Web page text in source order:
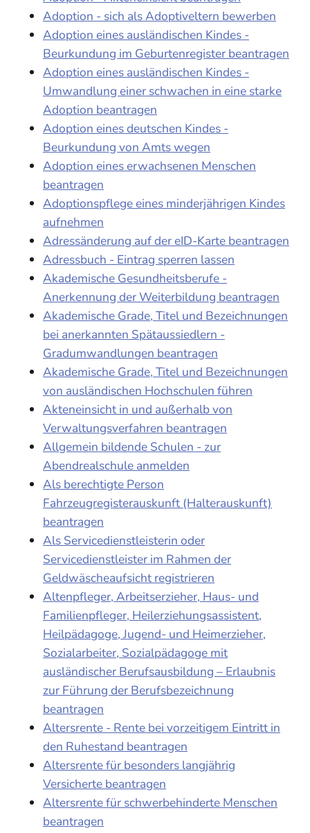
Adoption - sich als Adoptiveltern bewerben
Adoption eines ausländischen Kindes -
Beurkundung im Geburtenregister beantragen
Adoption eines ausländischen Kindes -
Umwandlung einer schwachen in eine starke
Adoption beantragen
Adoption eines deutschen Kindes -
Beurkundung von Amts wegen
Adoption eines erwachsenen Menschen
beantragen
Adoptionspflege eines minderjährigen Kindes
aufnehmen
Adressänderung auf der eID-Karte beantragen
Adressbuch - Eintrag sperren lassen
Akademische Gesundheitsberufe -
Anerkennung der Weiterbildung beantragen
Akademische Grade, Titel und Bezeichnungen
bei anerkannten Spätaussiedlern -
Gradumwandlungen beantragen
Akademische Grade, Titel und Bezeichnungen
von ausländischen Hochschulen führen
Akteneinsicht in und außerhalb von
Verwaltungsverfahren beantragen
Allgemein bildende Schulen - zur
Abendrealschule anmelden
Als berechtigte Person
Fahrzeugregisterauskunft (Halterauskunft)
beantragen
Als Servicedienstleisterin oder
Servicedienstleister im Rahmen der
Geldwäscheaufsicht registrieren
Altenpfleger, Arbeitserzieher, Haus- und
Familienpfleger, Heilerziehungsassistent,
Heilpädagoge, Jugend- und Heimerzieher,
Sozialarbeiter, Sozialpädagoge mit
ausländischer Berufsausbildung – Erlaubnis
zur Führung der Berufsbezeichnung
beantragen
Altersrente - Rente bei vorzeitigem Eintritt in
den Ruhestand beantragen
Altersrente für besonders langjährig
Versicherte beantragen
Altersrente für schwerbehinderte Menschen
beantragen